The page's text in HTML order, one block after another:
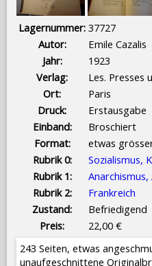
Lagernummer: 37727
Autor:
Emile Cazalis
Jahr:
1923
Verlag:
Les. Presses
Ort:
Paris
Druck:
Erstausgabe
Einband:
Broschiert
Format:
etwas
Rubrik 0:
Sozialismus,
Rubrik 1:
Anarchismus,
Rubrik 2:
Frankreich
Zustand:
Befriedigend
Preis:
22,00 €
243 Seiten, etwas
unaufgeschnittene